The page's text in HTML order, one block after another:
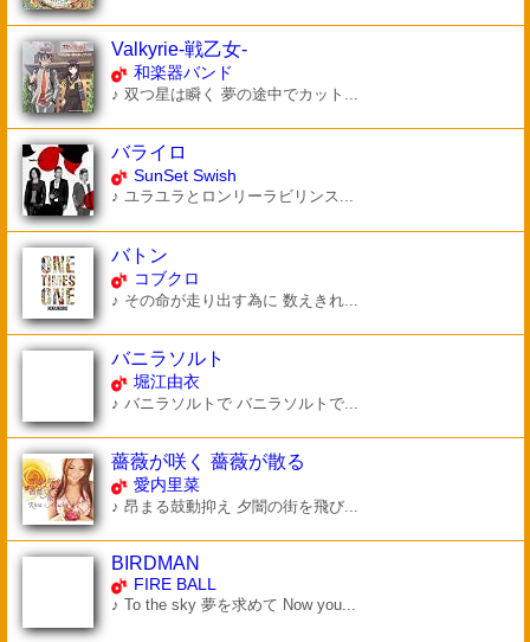
Valkyrie-戦乙女-
和楽器バンド
♪ 双つ星は瞬く 夢の途中でカット...
バライロ
SunSet Swish
♪ ユラユラとロンリーラビリンス...
バトン
コブクロ
♪ その命が走り出す為に 数えきれ...
バニラソルト
堀江由衣
♪ バニラソルトで バニラソルトで...
薔薇が咲く 薔薇が散る
愛内里菜
♪ 昂まる鼓動抑え 夕闇の街を飛び...
BIRDMAN
FIRE BALL
♪ To the sky 夢を求めて Now you...